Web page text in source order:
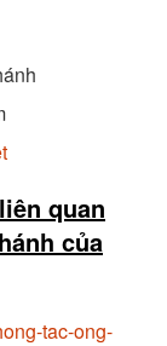
quan
của
tac-ong-